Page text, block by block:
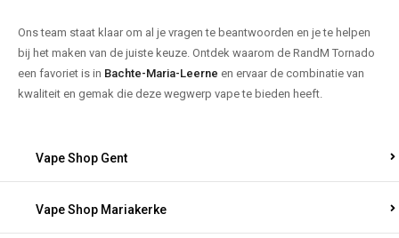
Ons team staat klaar om al je vragen te beantwoorden en je te helpen
bij het maken van de juiste keuze. Ontdek waarom de RandM Tornado
een favoriet is in Bachte-Maria-Leerne en ervaar de combinatie van
kwaliteit en gemak die deze wegwerp vape te bieden heeft.
Vape Shop Gent
Vape Shop Mariakerke